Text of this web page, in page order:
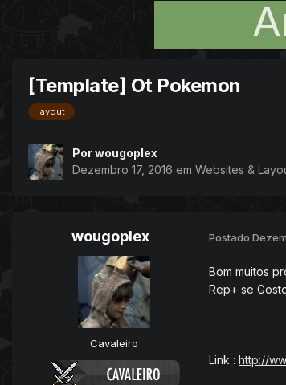
[Template] Ot Pokemon
layout
Porwougoplex
Dezembro 17, 2016 em Websites &
wougoplex
Cavaleiro
Postado
Bom muitos
Rep+ se
Link : http://